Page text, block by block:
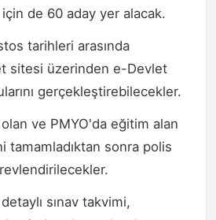
de 60 aday yer alacak.
tarihleri arasında
sitesi üzerinden e-Devlet
gerçekleştirebilecekler.
olan ve PMYO'da eğitim alan
tamamladıktan sonra polis
sınav takvimi,